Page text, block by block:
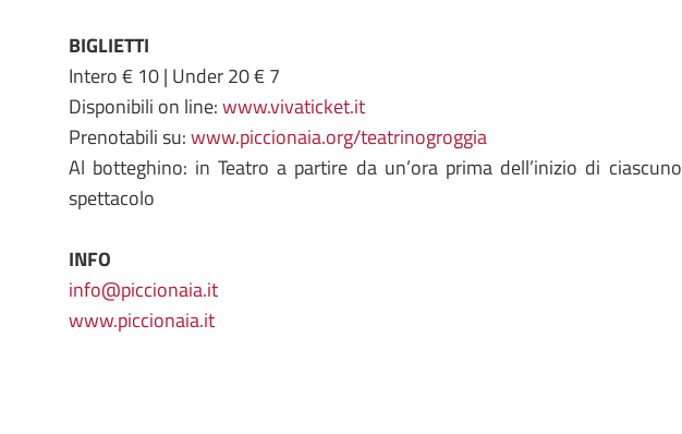
BIGLIETTI
Intero € 10 | Under 20 € 7
Disponibili on line:www.vivaticket.it
Prenotabili su:www.piccionaia.org/teatrinogroggia
Al botteghino: in Teatro a partire da un’ora prima dell’inizio di ciascuno
spettacolo
INFO
info@piccionaia.it
www.piccionaia.it